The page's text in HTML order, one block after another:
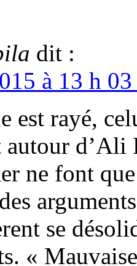
dit :
à 13 h
est rayé,
autour d’Ali
ne font
se
«